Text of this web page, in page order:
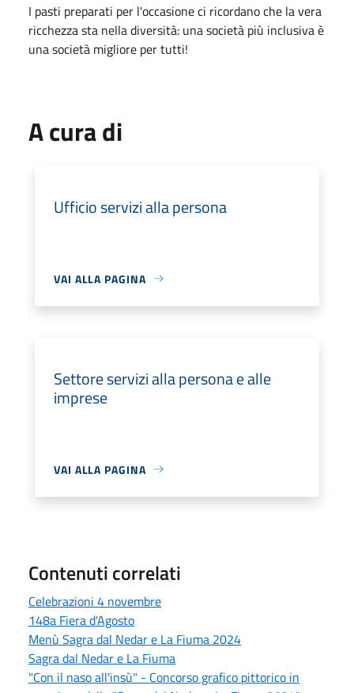
I pasti preparati per l'occasione ci ricordano che la vera
ricchezza sta nella diversità: una società più inclusiva è
una società migliore per tutti!
A cura di
Ufficio servizi alla persona
VAI ALLA PAGINA
Settore servizi alla persona e alle
imprese
VAI ALLA PAGINA
Contenuti correlati
Celebrazioni 4 novembre
148a Fiera d'Agosto
Menù Sagra dal Nedar e La Fiuma 2024
Sagra dal Nedar e La Fiuma
"Con il naso all'insù" - Concorso grafico pittorico in